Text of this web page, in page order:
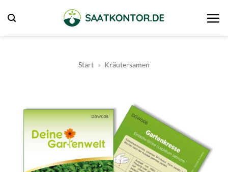
Inhalt
springen
Start » Kräutersamen